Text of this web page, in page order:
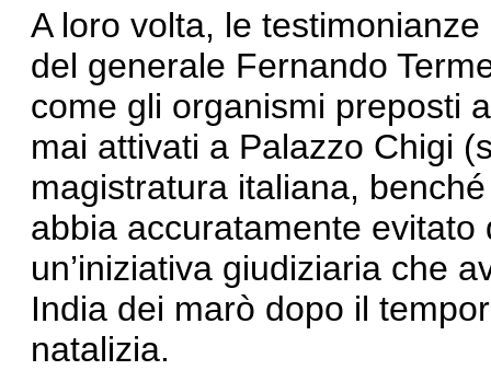
A loro volta, le
del generale Fernando
come gli organismi preposti
mai attivati a Palazzo Chigi
magistratura italiana,
abbia accuratamente
un’iniziativa giudiziaria che
India dei marò dopo il
natalizia.